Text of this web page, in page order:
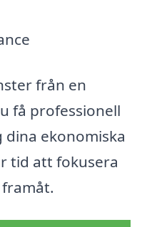
från en
få professionell
ekonomiska
tid att fokusera